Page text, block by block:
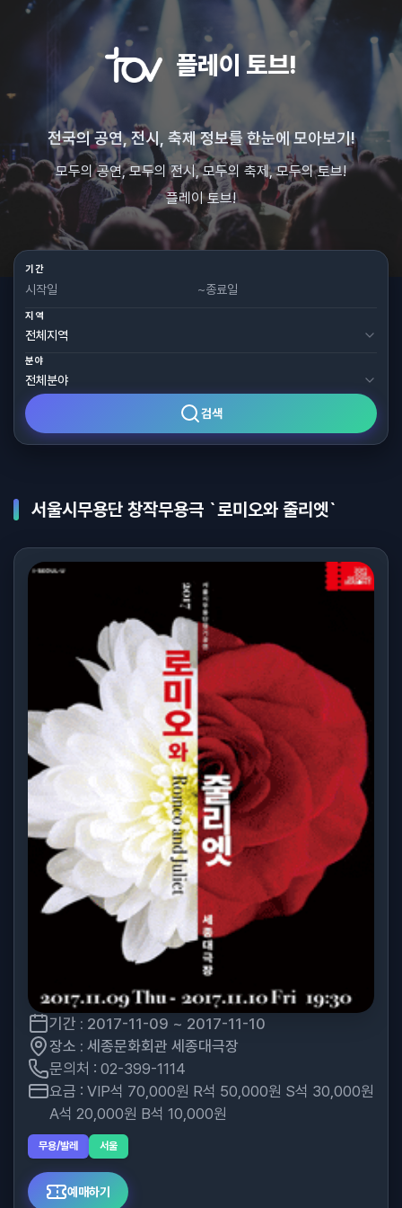
플레이 토브!
전국의 공연, 전시, 축제 정보를 한눈에 모아보기!
모두의 공연, 모두의 전시, 모두의 축제, 모두의 토브!
플레이 토브!
기간
~
지역
분야
검색
서울시무용단 창작무용극 `로미오와 줄리엣`
기간 : 2017-11-09 ~ 2017-11-10
장소 : 세종문화회관 세종대극장
문의처 : 02-399-1114
요금 : VIP석 70,000원 R석 50,000원 S석 30,000원
A석 20,000원 B석 10,000원
무용/발레 서울
예매하기